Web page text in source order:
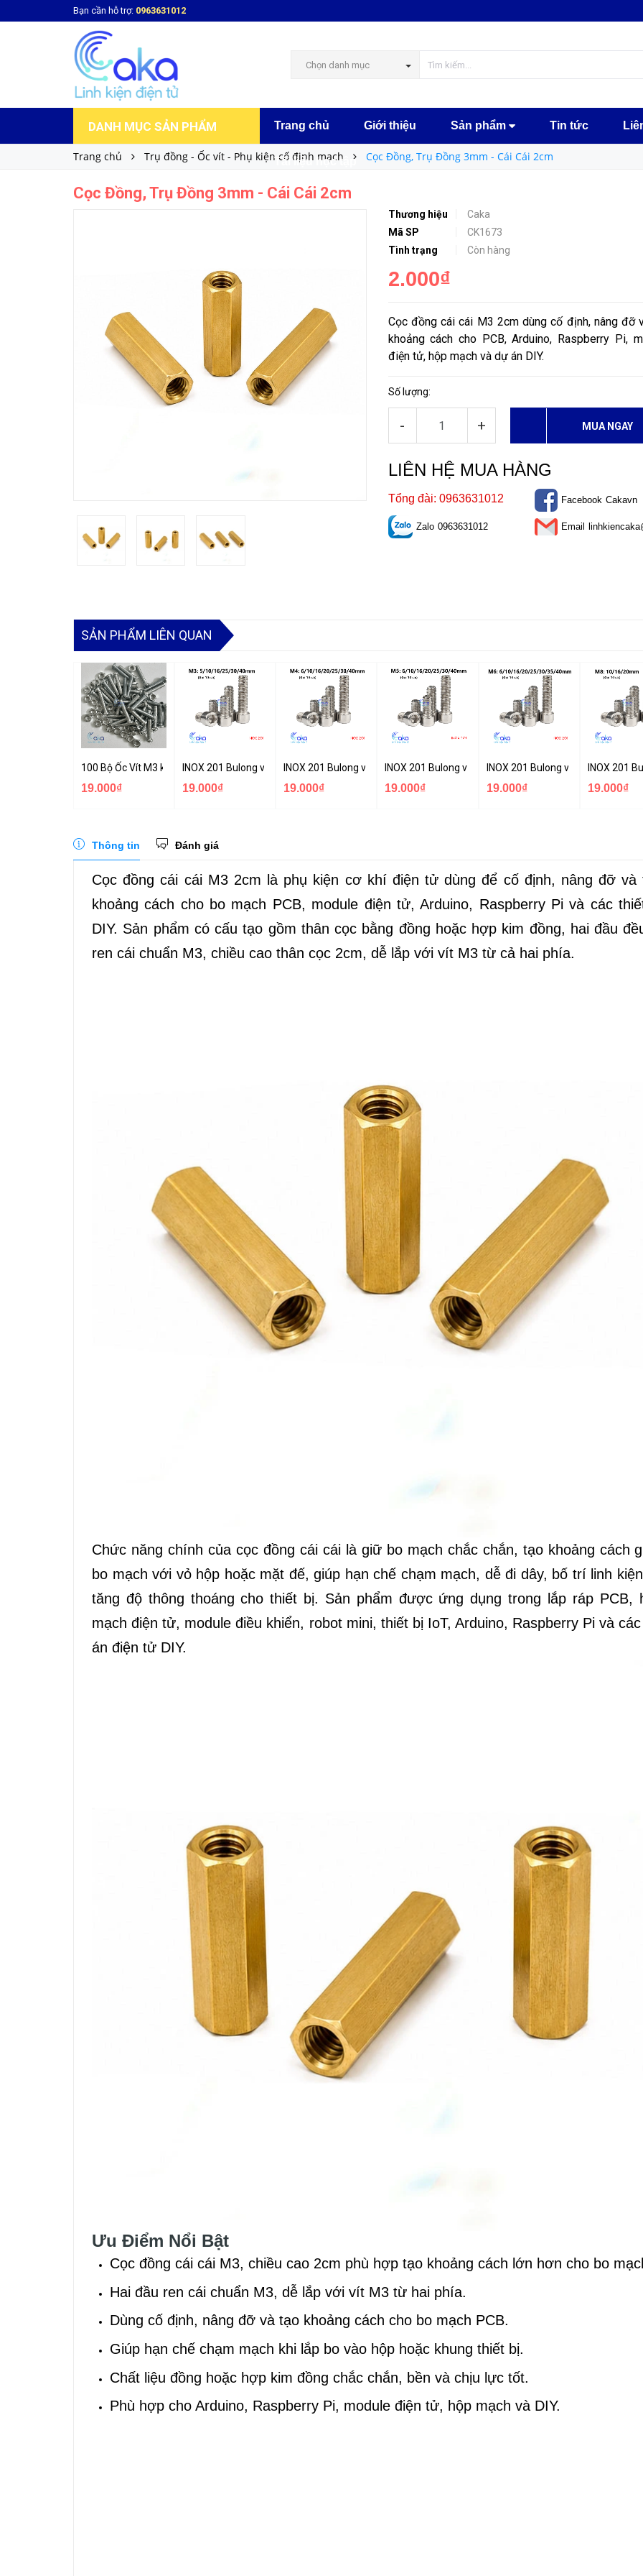
Bạn cần hỗ trợ: 0963631012
Chọn danh mục
DANH MỤC SẢN PHẨM Trang chủ Giới thiệu Sản phẩm Tin tức
Tài liệu học tập
Trang chủ Trụ đồng - Ốc vít - Phụ kiện cố định mạch Cọc Đồng, Trụ Đồng 3mm - Cái Cái 2cm
Cọc Đồng, Trụ Đồng 3mm - Cái Cái 2cm
Thương hiệu
Caka
Mã SP
CK1673
Tình trạng
Còn hàng
2.000₫
Cọc đồng cái cái M3 2cm dùng cố định, nâng đỡ
khoảng cách cho PCB, Arduino, Raspberry Pi,
điện tử, hộp mạch và dự án DIY.
Số lượng:
- + MUA NGAY
LIÊN HỆ MUA HÀNG
Tổng đài: 0963631012
Zalo 0963631012
Facebook Cakavn
Email
Cọc Đồng, Trụ Đồng 3mm - Cái Cái 2cm
MUA
SẢN PHẨM LIÊN QUAN
100 Bộ Ốc Vít M3 kích thước tùy chọn
19.000₫
INOX 201 Bulong vít lục giác đầu trụ M3x5/10/16/25/30/40mm thép không gỉ
19.000₫
INOX 201 Bulong vít lục giác đầu trụ M4x6/10/16/20/25/30/40mm thép không
19.000₫
INOX 201 Bulong vít lục giác đầu trụ M5x6/10/16/20/
19.000₫
INOX 201 Bulong vít lục giác
19.000₫
INOX 201
19.000₫
Thông tin Đánh giá
Cọc đồng cái cái M3 2cm là phụ kiện cơ khí điện tử dùng để cố định, nâng đỡ và
khoảng cách cho bo mạch PCB, module điện tử, Arduino, Raspberry Pi và các
DIY. Sản phẩm có cấu tạo gồm thân cọc bằng đồng hoặc hợp kim đồng, hai đầu
ren cái chuẩn M3, chiều cao thân cọc 2cm, dễ lắp với vít M3 từ cả hai phía.
Chức năng chính của cọc đồng cái cái là giữ bo mạch chắc chắn, tạo khoảng cách
bo mạch với vỏ hộp hoặc mặt đế, giúp hạn chế chạm mạch, dễ đi dây, bố trí linh
tăng độ thông thoáng cho thiết bị. Sản phẩm được ứng dụng trong lắp ráp PCB,
mạch điện tử, module điều khiển, robot mini, thiết bị IoT, Arduino, Raspberry Pi và
án điện tử DIY.
Ưu Điểm Nổi Bật
Cọc đồng cái cái M3, chiều cao 2cm phù hợp tạo khoảng cách lớn hơn cho bo
Hai đầu ren cái chuẩn M3, dễ lắp với vít M3 từ hai phía.
Dùng cố định, nâng đỡ và tạo khoảng cách cho bo mạch PCB.
Giúp hạn chế chạm mạch khi lắp bo vào hộp hoặc khung thiết bị.
Chất liệu đồng hoặc hợp kim đồng chắc chắn, bền và chịu lực tốt.
Phù hợp cho Arduino, Raspberry Pi, module điện tử, hộp mạch và DIY.